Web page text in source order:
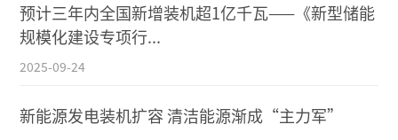
预计三年内全国新增装机超1亿千瓦——《新型储能
规模化建设专项行...
2025-09-24
新能源发电装机扩容 清洁能源渐成“主力军”